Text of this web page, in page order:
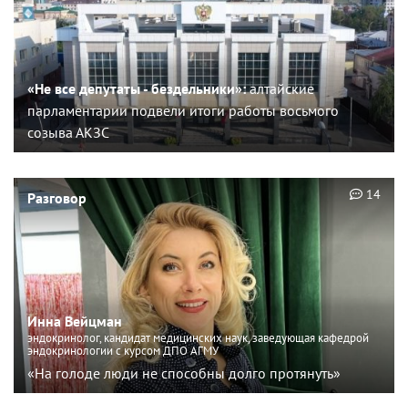
«Не все депутаты - бездельники»:алтайские
парламентарии подвели итоги работы восьмого
созыва АКЗС
Разговор
Инна Вейцман
эндокринолог, кандидат медицинских наук, заведующая кафедрой
эндокринологии с курсом ДПО АГМУ
«На голоде люди не способны долго протянуть»
14